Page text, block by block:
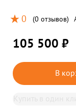
0 (0 отзывов)
105 500 ₽
В